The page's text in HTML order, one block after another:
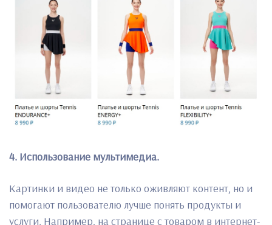
4. Использование мультимедиа.
Картинки и видео не только оживляют контент, но и
помогают пользователю лучше понять продукты и
услуги. Например, на странице с товаром в интернет-